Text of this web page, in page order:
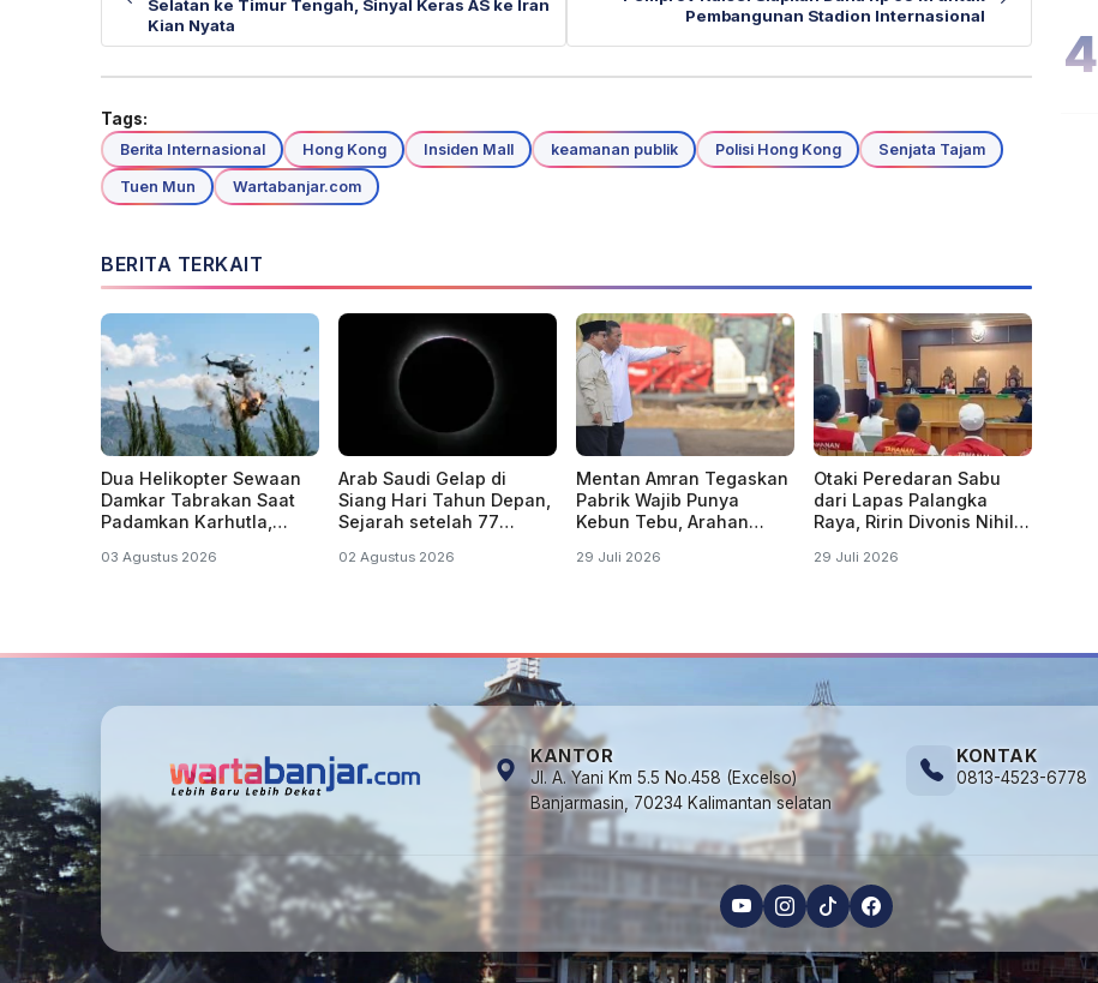
Selatan ke Timur Tengah, Sinyal Keras AS ke Iran
Kian Nyata
Pembangunan Stadion Internasional
Tags:
Berita Internasional Hong Kong Insiden Mall keamanan publik Polisi Hong Kong Senjata Tajam
Tuen Mun Wartabanjar.com
BERITA TERKAIT
Dua Helikopter Sewaan
Damkar Tabrakan Saat
Padamkan Karhutla,
03 Agustus 2026
Arab Saudi Gelap di
Siang Hari Tahun Depan,
Sejarah setelah 77
02 Agustus 2026
Mentan Amran Tegaskan
Pabrik Wajib Punya
Kebun Tebu, Arahan
Digenjot
29 Juli 2026
Otaki Peredaran Sabu
dari Lapas Palangka
Raya, Ririn Divonis Nihil
29 Juli 2026
4
KANTOR
Jl. A. Yani Km 5.5 No.458 (Excelso)
Banjarmasin, 70234 Kalimantan selatan
KONTAK
0813-4523-6778